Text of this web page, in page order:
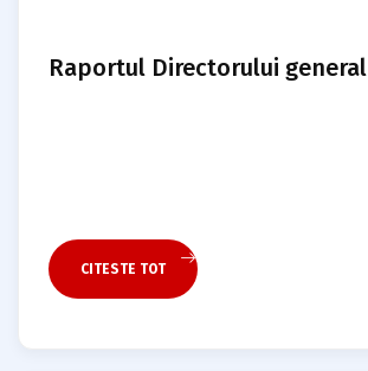
Raportul Directorului general
CITESTE TOT